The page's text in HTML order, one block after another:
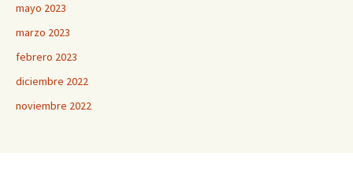
mayo 2023
marzo 2023
febrero 2023
diciembre 2022
noviembre 2022